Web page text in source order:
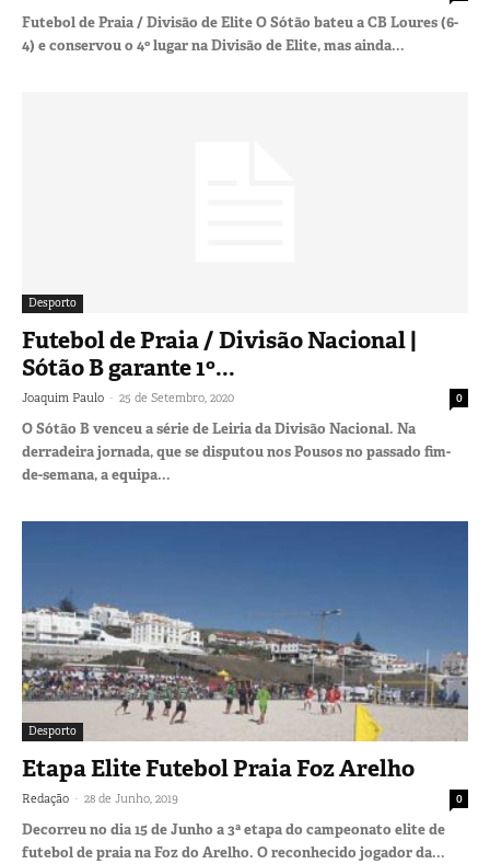
Futebol de Praia / Divisão de Elite O Sótão bateu a CB Loures (6-
4) e conservou o 4º lugar na Divisão de Elite, mas ainda...
Desporto
Futebol de Praia / Divisão Nacional |
Sótão B garante 1º...
Joaquim Paulo - 25 de Setembro, 2020 0
O Sótão B venceu a série de Leiria da Divisão Nacional. Na
derradeira jornada, que se disputou nos Pousos no passado fim-
de-semana, a equipa...
Desporto
Etapa Elite Futebol Praia Foz Arelho
Redação - 28 de Junho, 2019 0
Decorreu no dia 15 de Junho a 3ª etapa do campeonato elite de
futebol de praia na Foz do Arelho. O reconhecido jogador da...